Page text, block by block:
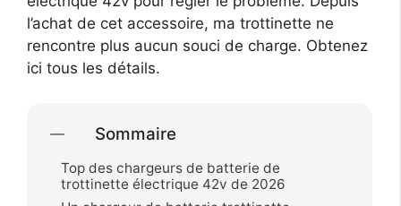
l’achat de cet accessoire, ma trottinette ne
rencontre plus aucun souci de charge. Obtenez
ici tous les détails.
Sommaire
Top des chargeurs de batterie de
trottinette électrique 42v de 2026